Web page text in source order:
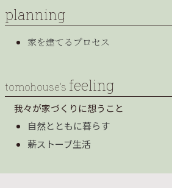
planning
家を建てるプロセス
tomohouse’s feeling
我々が家づくりに想うこと
自然とともに暮らす
薪ストーブ生活